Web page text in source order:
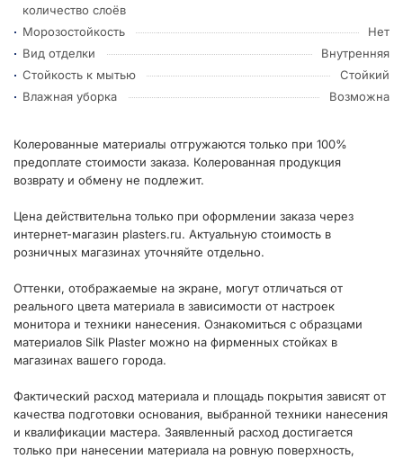
количество слоёв
Морозостойкость
Нет
Вид отделки
Внутренняя
Стойкость к мытью
Стойкий
Влажная уборка
Возможна
Колерованные материалы отгружаются только при 100%
предоплате стоимости заказа. Колерованная продукция
возврату и обмену не подлежит.
Цена действительна только при оформлении заказа через
интернет-магазин plasters.ru. Актуальную стоимость в
розничных магазинах уточняйте отдельно.
Оттенки, отображаемые на экране, могут отличаться от
реального цвета материала в зависимости от настроек
монитора и техники нанесения. Ознакомиться с образцами
материалов Silk Plaster можно на фирменных стойках в
магазинах вашего города.
Фактический расход материала и площадь покрытия зависят от
качества подготовки основания, выбранной техники нанесения
и квалификации мастера. Заявленный расход достигается
только при нанесении материала на ровную поверхность,